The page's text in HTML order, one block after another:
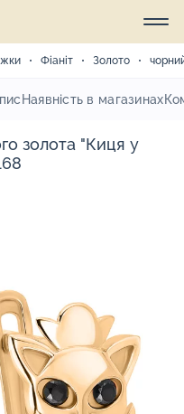
Фіаніт Золото
Наявність в магазинах
золота "Киця у